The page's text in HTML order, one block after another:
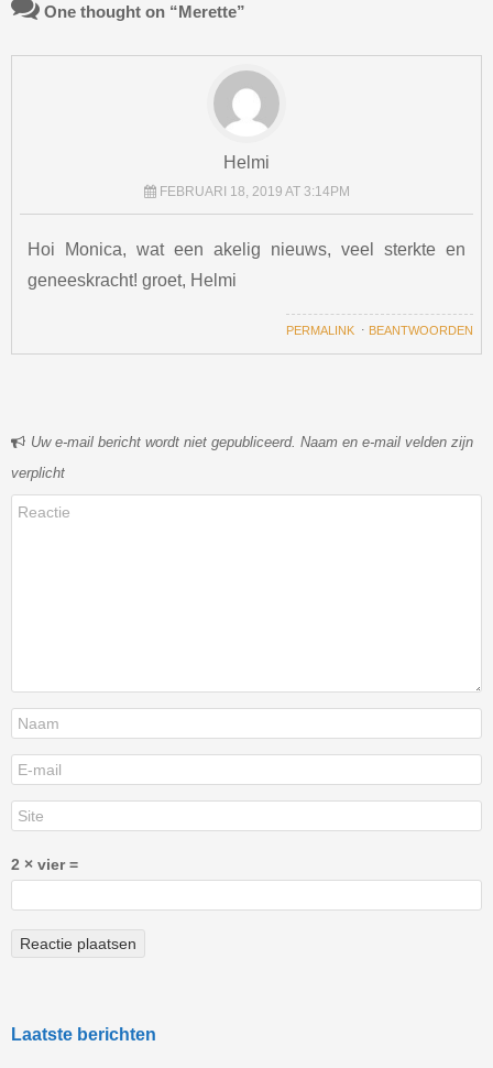
One thought on “Merette”
Helmi
FEBRUARI 18, 2019 AT 3:14PM
Hoi Monica, wat een akelig nieuws, veel sterkte en
geneeskracht! groet, Helmi
PERMALINK ⋅ BEANTWOORDEN
Uw e-mail bericht wordt niet gepubliceerd. Naam en e-mail velden zijn
verplicht
2 × vier =
Laatste berichten